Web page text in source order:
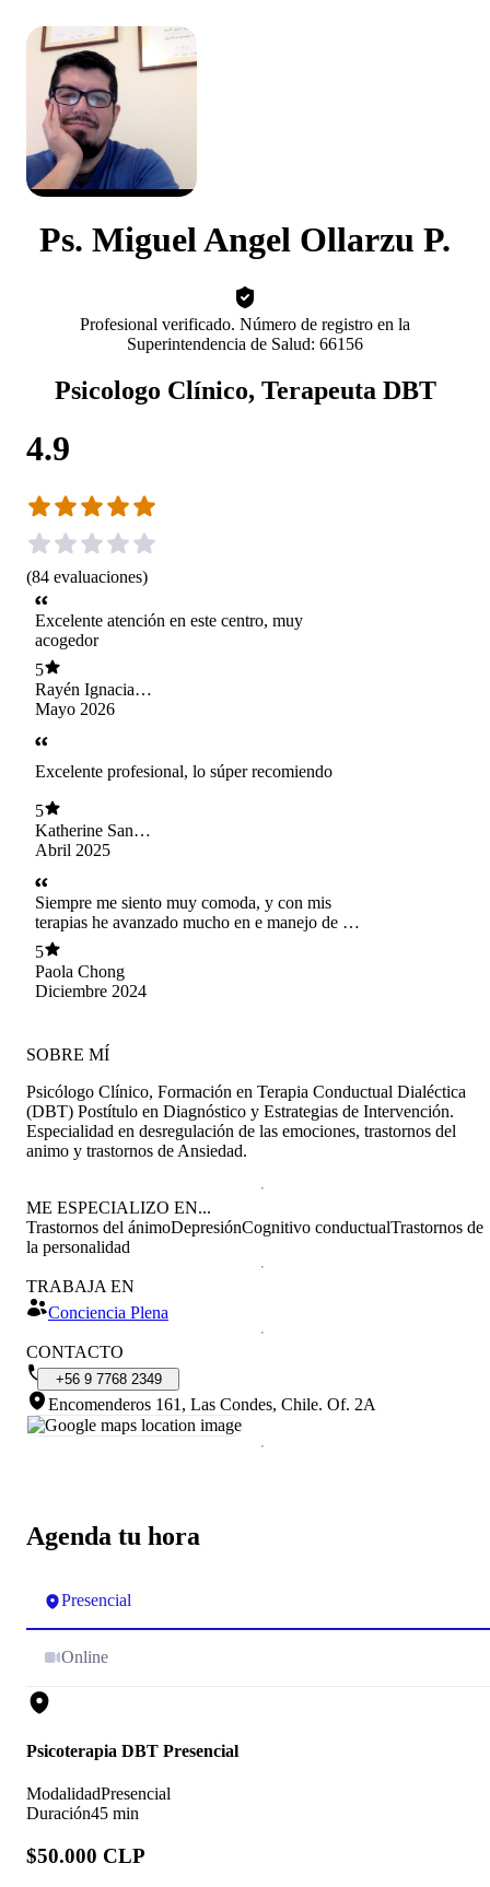
Ps. Miguel Angel Ollarzu P.
Profesional verificado. Número de registro en la
Superintendencia de Salud: 66156
Psicologo Clínico, Terapeuta DBT
4.9
(84 evaluaciones)
Excelente atención en este centro, muy
acogedor
5
Rayén Ignacia
Arevalo Reiher
Mayo 2026
Excelente profesional, lo súper recomiendo
5
Katherine San
Martin Torres
Abril 2025
Siempre me siento muy comoda, y con mis
terapias he avanzado mucho en e manejo de mis
emociones y situaciones. Le agradezco
sinceramente al profesional
5
Paola Chong
Diciembre 2024
Agenda tu hora
Presencial
Online
Psicoterapia DBT Presencial
ModalidadPresencial
Duración45 min
$50.000 CLP
SOBRE MÍ
Psicólogo Clínico, Formación en Terapia Conductual Dialéctica
(DBT) Postítulo en Diagnóstico y Estrategias de Intervención.
Especialidad en desregulación de las emociones, trastornos del
animo y trastornos de Ansiedad.
ME ESPECIALIZO EN...
Trastornos del ánimoDepresiónCognitivo conductualTrastornos de
la personalidad
TRABAJA EN
Conciencia Plena
CONTACTO
+56 9 7768 2349
Encomenderos 161, Las Condes, Chile. Of. 2A